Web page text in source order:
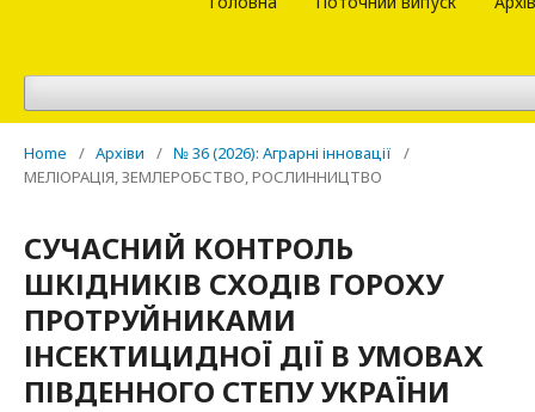
Home / Архіви / № 36 (2026): Аграрні інновації
/
МЕЛІОРАЦІЯ, ЗЕМЛЕРОБСТВО, РОСЛИННИЦТВО
СУЧАСНИЙ КОНТРОЛЬ
ШКІДНИКІВ СХОДІВ ГОРОХУ
ПРОТРУЙНИКАМИ
ІНСЕКТИЦИДНОЇ ДІЇ В УМОВАХ
ПІВДЕННОГО СТЕПУ УКРАЇНИ